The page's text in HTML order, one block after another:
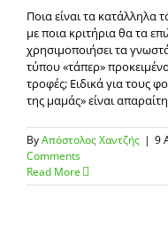
Ποια είναι τα κατάλληλα
με ποια κριτήρια θα τα
χρησιμοποιήσει τα
τύπου «τάπερ»
τροφές; Ειδικά για τους
της μαμάς» είναι
ByΑπόστολος Χαντζής | 9
Comments
Read More